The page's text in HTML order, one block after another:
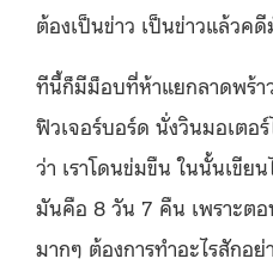
ต้องเป็นข่าว เป็นข่าวแล้วค
ทีนี้ก็มีม็อบที่ห้าแยกลาดพร้า
ฟิวเจอร์บอร์ด นั่งวินมอเตอ
ว่า เราโดนข่มขืน ในนั้นเขีย
มันคือ 8 วัน 7 คืน เพราะต
มากๆ ต้องการทำอะไรสักอย่